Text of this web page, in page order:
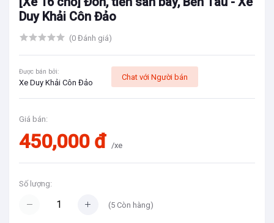
Duy Khải Côn Đảo
(0 Đánh giá)
Được bán bởi:
Xe Duy Khải Côn Đảo
Chat với Người bán
Giá bán:
450,000 đ /xe
Số lượng:
(5 Còn hàng)